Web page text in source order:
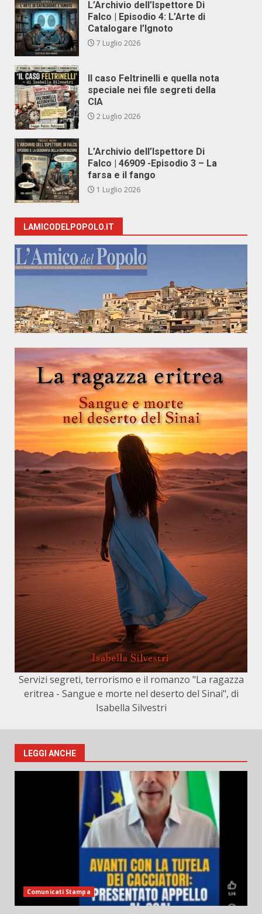
L’Archivio dell’Ispettore Di
Falco | Episodio 4: L’Arte di
Catalogare l’Ignoto
7 Luglio 2026
Il caso Feltrinelli e quella nota
speciale nei file segreti della
CIA
2 Luglio 2026
L’Archivio dell’Ispettore Di
Falco | 46909 -Episodio 3 – La
farsa e il fango
1 Luglio 2026
LAMICODELPOPOLO.IT
Servizi segreti, terrorismo e il romanzo "La ragazza
eritrea - Sangue e morte nel deserto del Sinai", di
Isabella Silvestri
LEGGI ANCHE
Comunicati Stampa